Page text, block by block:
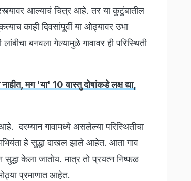
आल्याचं चित्र आहे. तर या कुटुंबातील
काही दिवसांपूर्वी या ओढ्यावर उभा
बनवला गेल्यामुळे गावावर ही परिस्थिती
मग 'या' 10 वास्तु दोषांकडे लक्ष द्या,
दरम्यान गावामध्ये असलेल्या परिस्थितीचा
अभियंता हे सुद्धा दाखल झाले आहेत. आता गाव
सुद्धा केला जातोय. मात्र तो प्रयत्न निष्फळ
प्रमाणात आहेत.